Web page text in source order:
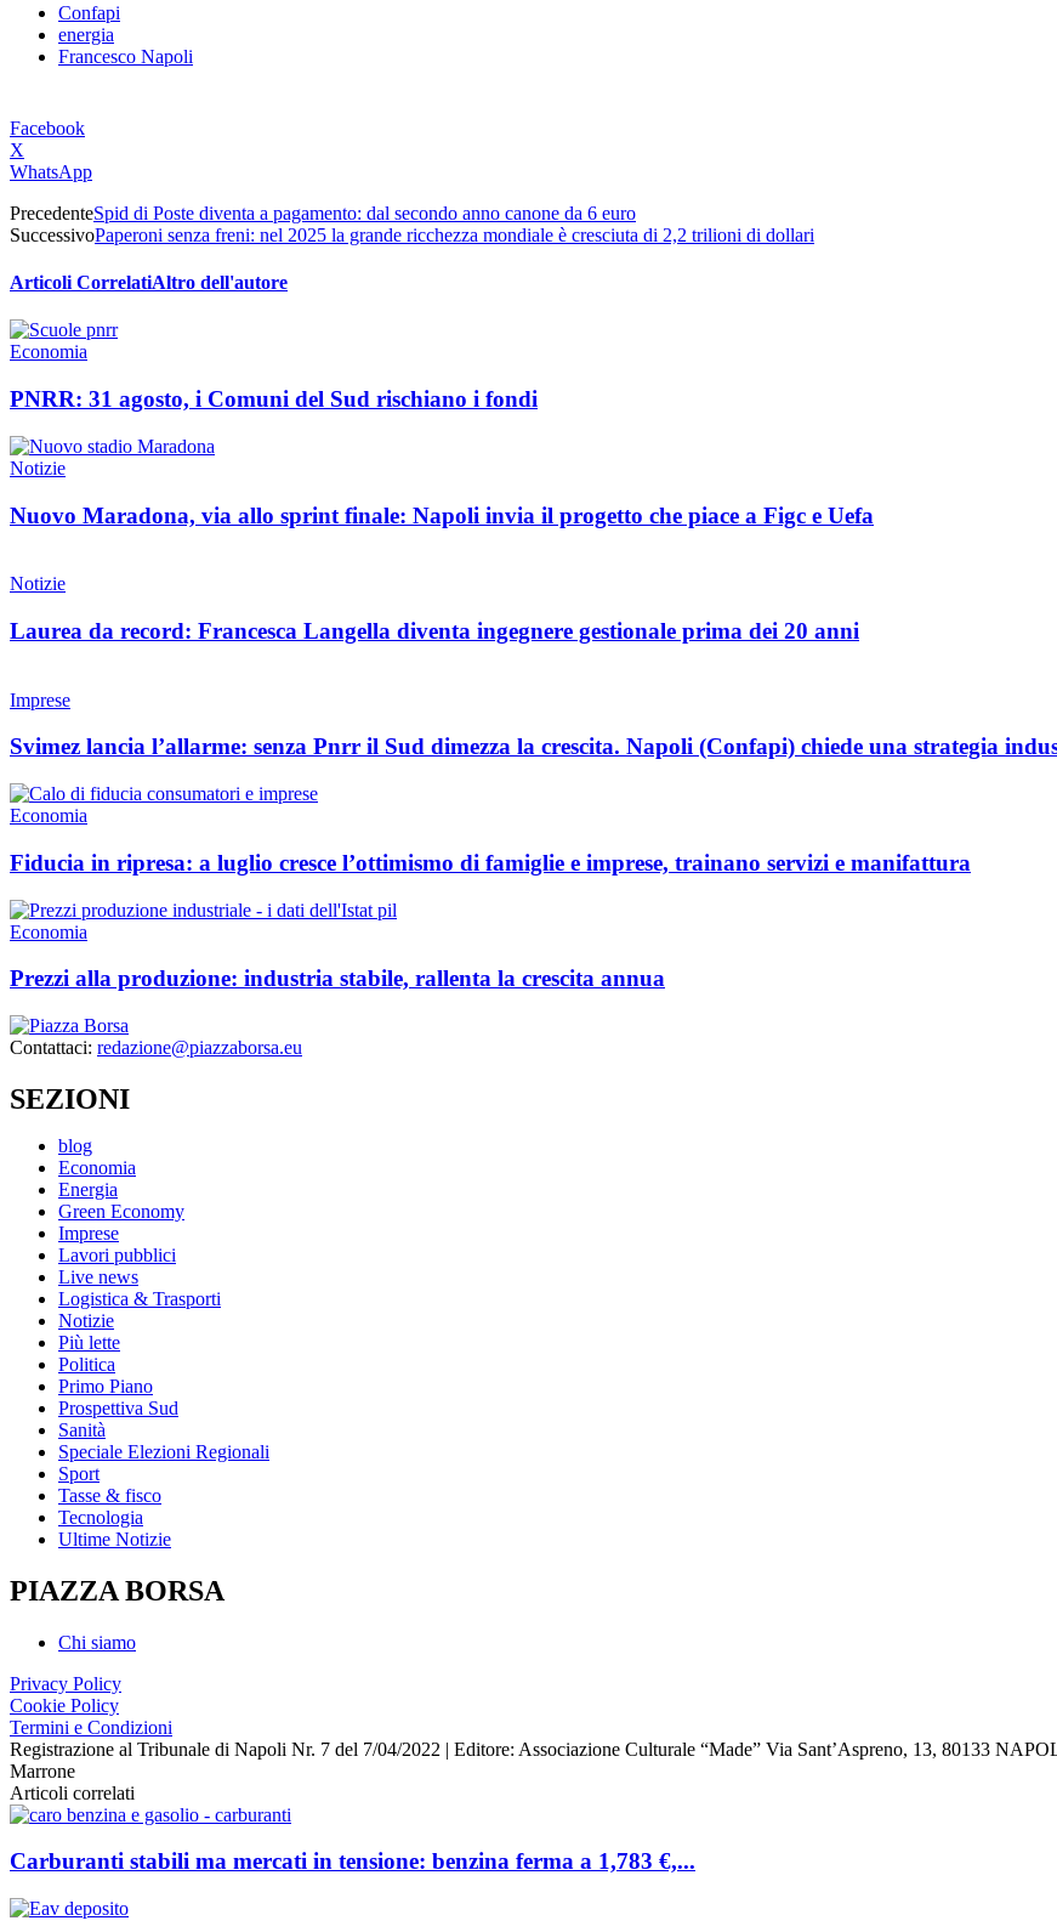
Confapi
energia
Francesco Napoli
Facebook
X
WhatsApp
PrecedenteSpid di Poste diventa a pagamento: dal secondo anno canone da 6 euro
SuccessivoPaperoni senza freni: nel 2025 la grande ricchezza mondiale è cresciuta di 2,2 trilioni di dollari
Articoli CorrelatiAltro dell'autore
Economia
PNRR: 31 agosto, i Comuni del Sud rischiano i fondi
Notizie
Nuovo Maradona, via allo sprint finale: Napoli invia il progetto che piace a Figc e Uefa
Notizie
Laurea da record: Francesca Langella diventa ingegnere gestionale prima dei 20 anni
Imprese
Svimez lancia l’allarme: senza Pnrr il Sud dimezza la crescita. Napoli (Confapi) chiede una strategia
Economia
Fiducia in ripresa: a luglio cresce l’ottimismo di famiglie e imprese, trainano servizi e manifattura
Economia
Prezzi alla produzione: industria stabile, rallenta la crescita annua
Contattaci: redazione@piazzaborsa.eu
SEZIONI
blog
Economia
Energia
Green Economy
Imprese
Lavori pubblici
Live news
Logistica & Trasporti
Notizie
Più lette
Politica
Primo Piano
Prospettiva Sud
Sanità
Speciale Elezioni Regionali
Sport
Tasse & fisco
Tecnologia
Ultime Notizie
PIAZZA BORSA
Chi siamo
Privacy Policy
Cookie Policy
Termini e Condizioni
Registrazione al Tribunale di Napoli Nr. 7 del 7/04/2022 | Editore: Associazione Culturale “Made” Via Sant’Aspreno, 13, 80133
Marrone
Articoli correlati
Carburanti stabili ma mercati in tensione: benzina ferma a 1,783 €,...